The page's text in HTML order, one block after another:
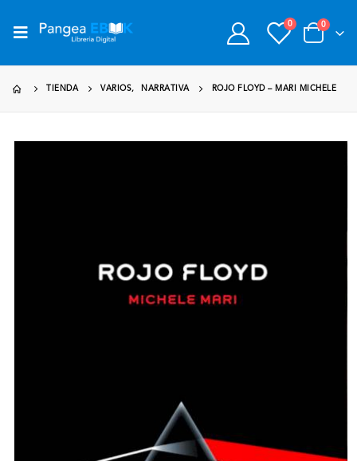
0 0
TIENDA VARIOS, NARRATIVA ROJO FLOYD – MARI MICHELE